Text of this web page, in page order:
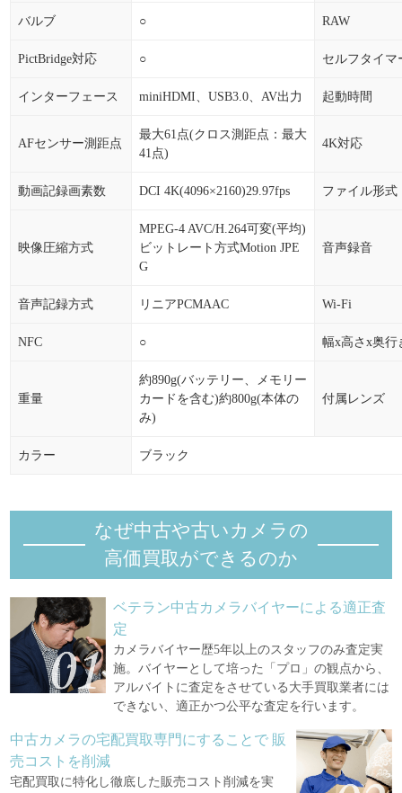
バルブ ○ RAW
PictBridge対応 ○ セルフタイマ
インターフェース miniHDMI、USB3.0、AV出力 起動時間
AFセンサー測距点
最大61点(クロス測距点：最大
41点)
4K対応
動画記録画素数 DCI 4K(4096×2160)29.97fps ファイル形式
映像圧縮方式
MPEG-4 AVC/H.264可変(平均)
ビットレート方式Motion JPE
G
音声録音
音声記録方式 リニアPCMAAC Wi-Fi
NFC ○ 幅x高さx奥行
重量
約890g(バッテリー、メモリー
カードを含む)約800g(本体の
み)
付属レンズ
カラー ブラック
なぜ中古や古いカメラの
高価買取ができるのか
ベテラン中古カメラバイヤーによる適正査
定
カメラバイヤー歴5年以上のスタッフのみ査定実
施。バイヤーとして培った「プロ」の観点から、
アルバイトに査定をさせている大手買取業者には
できない、適正かつ公平な査定を行います。
中古カメラの宅配買取専門にすることで 販
売コストを削減
宅配買取に特化し徹底した販売コスト削減を実